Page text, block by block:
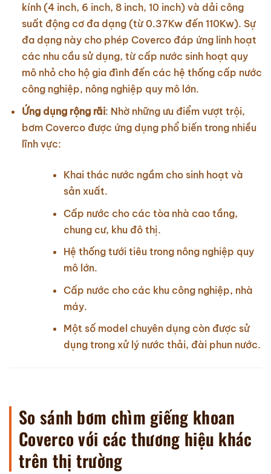
kính (4 inch, 6 inch, 8 inch, 10 inch) và dải công
suất động cơ đa dạng (từ 0.37Kw đến 110Kw). Sự
đa dạng này cho phép Coverco đáp ứng linh hoạt
các nhu cầu sử dụng, từ cấp nước sinh hoạt quy
mô nhỏ cho hộ gia đình đến các hệ thống cấp nước
công nghiệp, nông nghiệp quy mô lớn.
Ứng dụng rộng rãi: Nhờ những ưu điểm vượt trội,
bơm Coverco được ứng dụng phổ biến trong nhiều
lĩnh vực:
Khai thác nước ngầm cho sinh hoạt và
sản xuất.
Cấp nước cho các tòa nhà cao tầng,
chung cư, khu đô thị.
Hệ thống tưới tiêu trong nông nghiệp quy
mô lớn.
Cấp nước cho các khu công nghiệp, nhà
máy.
Một số model chuyên dụng còn được sử
dụng trong xử lý nước thải, đài phun nước.
So sánh bơm chìm giếng khoan
Coverco với các thương hiệu khác
trên thị trường